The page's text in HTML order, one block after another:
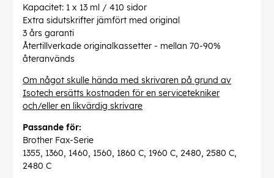
Kapacitet: 1 x 13 ml / 410 sidor
Extra sidutskrifter jämfört med original
3 års garanti
Återtillverkade originalkassetter - mellan 70-90%
återanvänds
Om något skulle hända med skrivaren på grund av
Isotech ersätts kostnaden för en servicetekniker
och/eller en likvärdig skrivare
Passande för:
Brother Fax-Serie
1355, 1360, 1460, 1560, 1860 C, 1960 C, 2480, 2580 C,
2480 C